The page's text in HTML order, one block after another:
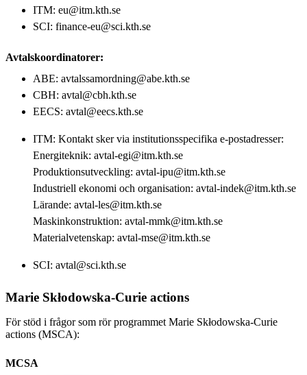
ITM: eu@itm.kth.se
SCI: finance-eu@sci.kth.se
Avtalskoordinatorer:
ABE: avtalssamordning@abe.kth.se
CBH: avtal@cbh.kth.se
EECS: avtal@eecs.kth.se
ITM: Kontakt sker via institutionsspecifika e-postadresser:
Energiteknik: avtal-egi@itm.kth.se
Produktionsutveckling: avtal-ipu@itm.kth.se
Industriell ekonomi och organisation: avtal-indek@itm.kth.se
Lärande: avtal-les@itm.kth.se
Maskinkonstruktion: avtal-mmk@itm.kth.se
Materialvetenskap: avtal-mse@itm.kth.se
SCI: avtal@sci.kth.se
Marie Skłodowska-Curie actions
För stöd i frågor som rör programmet Marie Skłodowska-Curie
actions (MSCA):
MCSA